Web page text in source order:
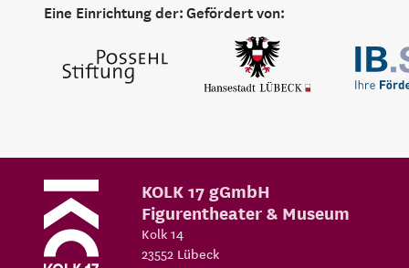
Eine Einrichtung der:Gefördert von:
KOLK 17 gGmbH
Figurentheater & Museum
Kolk 14
23552 Lübeck